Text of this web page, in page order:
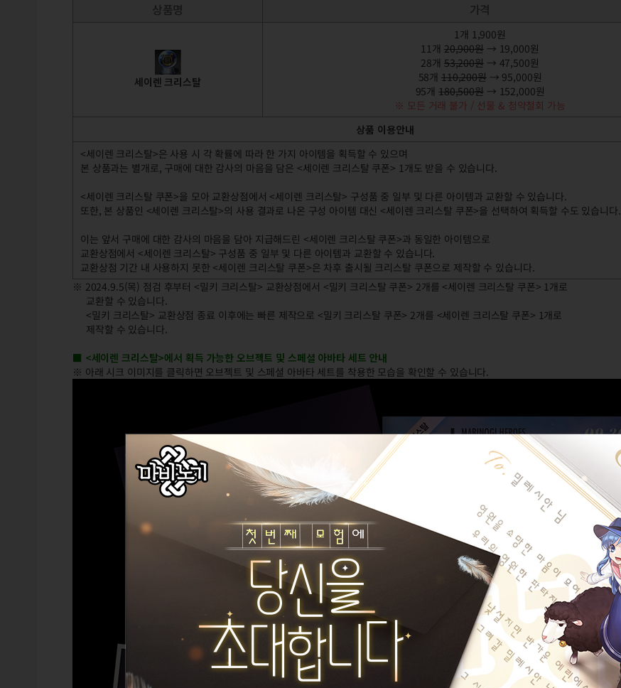
상품명 가격
세이렌 크리스탈
1개 1,900원
11개 20,900원→ 19,000원
28개 53,200원→ 47,500원
58개 110,200원→ 95,000원
95개180,500원→ 152,000원
※ 모든 거래 불가 / 선물 & 청약철회 가능
상품 이용안내
<세이렌 크리스탈>은 사용 시 각 확률에 따라 한 가지 아이템을 획득할 수 있으며
본 상품과는 별개로, 구매에 대한 감사의 마음을 담은 <세이렌 크리스탈 쿠폰> 1개도 받을 수 있습니다.
<세이렌 크리스탈 쿠폰>을 모아 교환상점에서 <세이렌 크리스탈> 구성품 중 일부 및 다른 아이템과 교환할 수 있습니다.
또한, 본 상품인 <세이렌 크리스탈>의 사용 결과로 나온 구성 아이템 대신 <세이렌 크리스탈 쿠폰>을 선택하여 획득할 수도 있습니다.
이는 앞서 구매에 대한 감사의 마음을 담아 지급해드린 <세이렌 크리스탈 쿠폰>과 동일한 아이템으로
교환상점에서 <세이렌 크리스탈> 구성품 중 일부 및 다른 아이템과 교환할 수 있습니다.
교환상점 기간 내 사용하지 못한 <세이렌 크리스탈 쿠폰>은 차후 출시될 크리스탈 쿠폰으로 제작할 수 있습니다.
※ 2024.9.5(목) 점검 후부터 <밀키 크리스탈> 교환상점에서 <밀키 크리스탈 쿠폰> 2개를 <세이렌 크리스탈 쿠폰> 1개로
교환할 수 있습니다.
<밀키 크리스탈> 교환상점 종료 이후에는 빠른 제작으로 <밀키 크리스탈 쿠폰> 2개를 <세이렌 크리스탈 쿠폰> 1개로
제작할 수 있습니다.
■ <세이렌 크리스탈>에서 획득 가능한 오브젝트 및 스페셜 아바타 세트 안내
※ 아래 시크 이미지를 클릭하면 오브젝트 및 스페셜 아바타 세트를 착용한 모습을 확인할 수 있습니다.